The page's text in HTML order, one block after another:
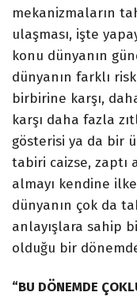
mekanizmaların
ulaşması, işte
konu dünyanın
dünyanın farklı
birbirine karşı,
karşı daha fazla
gösterisi ya da bir
tabiri caizse, zaptı
almayı kendine
dünyanın çok da
anlayışlara sahip
olduğu bir
“BU DÖNEMDE